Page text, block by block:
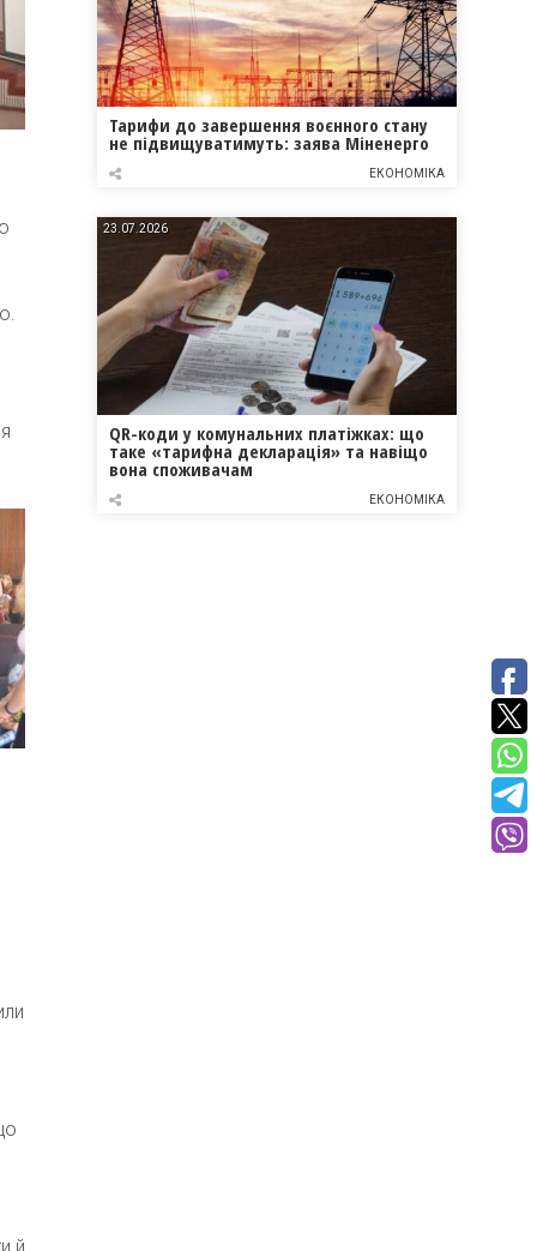
Тарифи до завершення воєнного стану
не підвищуватимуть: заява Міненерго
ЕКОНОМІКА
23.07.2026
QR-коди у комунальних платіжках: що
таке «тарифна декларація» та навіщо
вона споживачам
ЕКОНОМІКА